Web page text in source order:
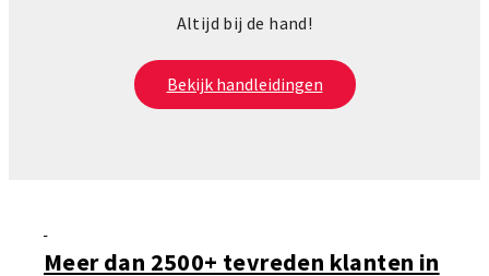
Altijd bij de hand!
Bekijk handleidingen
Meer dan 2500+ tevreden klanten in